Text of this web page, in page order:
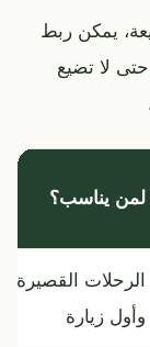
يمكن ربط
حتى لا تضيع
لمن يناسب؟
الرحلات القصيرة
وأول زيارة